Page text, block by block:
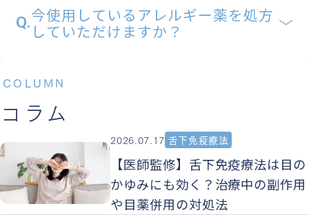
Q.今使用しているアレルギー薬を処方
していただけますか？
COLUMN
コラム
2026.07.17 舌下免疫療法
【医師監修】舌下免疫療法は目の
かゆみにも効く？治療中の副作用
や目薬併用の対処法